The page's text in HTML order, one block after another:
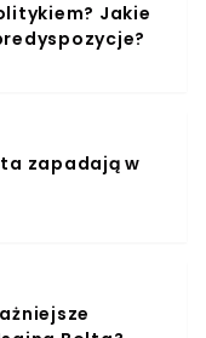
Jakie
zapadają w